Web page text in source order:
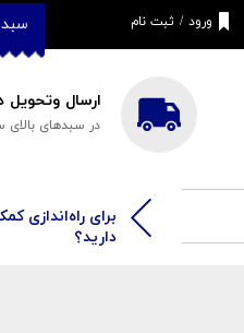
ارسال وتحویل
در سبدهای
ورود / ثبت نام
حساب کاربری من
تغییر گذر واژه
سفارشات
کاربری
​​برای راه‌اندازی
دارید؟